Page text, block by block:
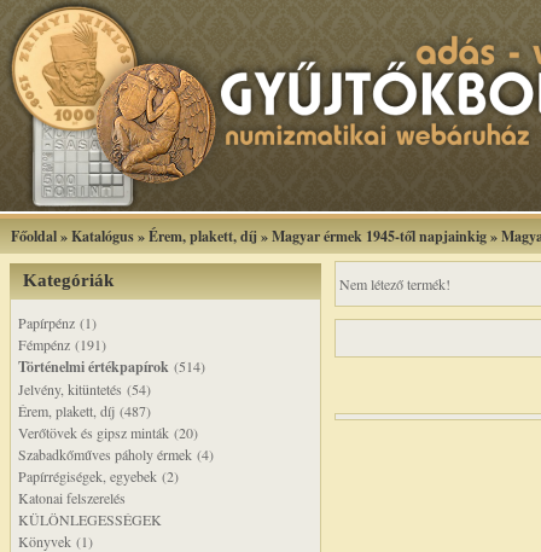
Főoldal»Katalógus»Érem, plakett, díj »Magyar érmek 1945-től napjainkig»
Kategóriák
Papírpénz (1)
Fémpénz (191)
Történelmi értékpapírok (514)
Jelvény, kitüntetés (54)
Érem, plakett, díj (487)
Verőtövek és gipsz minták (20)
Szabadkőműves páholy érmek (4)
Papírrégiségek, egyebek (2)
Katonai felszerelés
KÜLÖNLEGESSÉGEK
Könyvek (1)
Nem létező termék!